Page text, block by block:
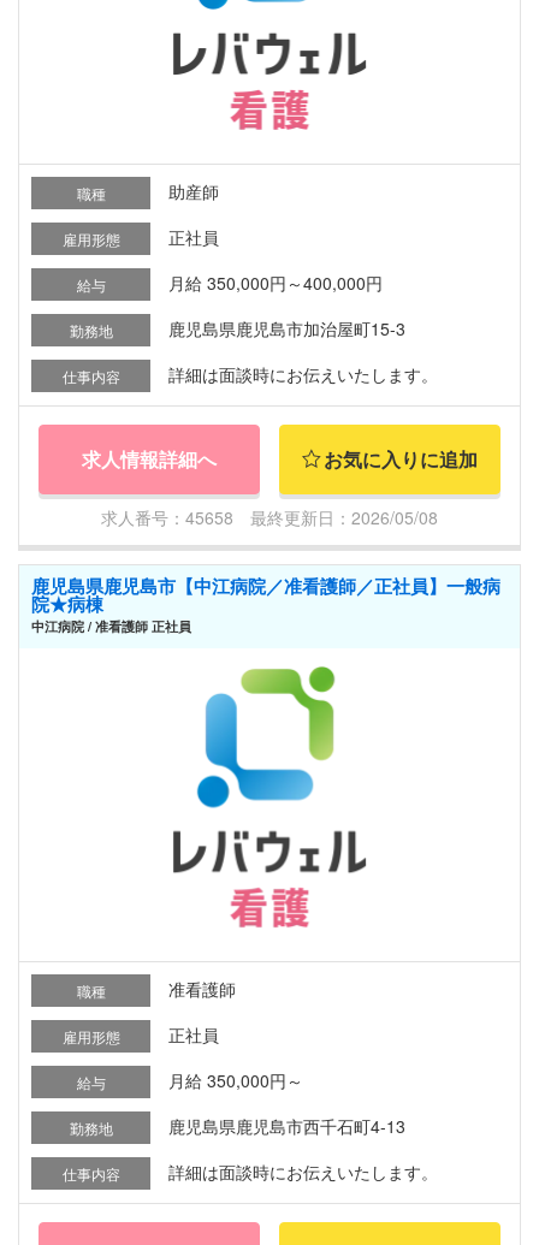
職種 助産師
雇用形態 正社員
給与 月給 350,000円～400,000円
勤務地 鹿児島県鹿児島市加治屋町15-3
仕事内容 詳細は面談時にお伝えいたします。
求人情報詳細へ お気に入りに追加
求人番号：45658 最終更新日：2026/05/08
鹿児島県鹿児島市【中江病院／准看護師／正社員】一般病
院★病棟
中江病院 / 准看護師 正社員
職種 准看護師
雇用形態 正社員
給与 月給 350,000円～
勤務地 鹿児島県鹿児島市西千石町4-13
仕事内容 詳細は面談時にお伝えいたします。